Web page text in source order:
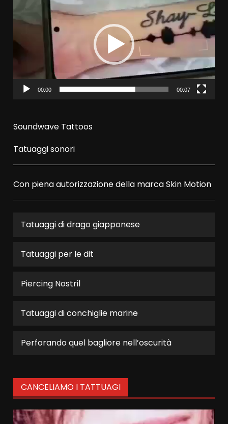
00:00 00:07
Soundwave Tattoos
Tatuaggi sonori
Con piena autorizzazione della marcaSkin Motion
Tatuaggi di drago giapponese
Tatuaggi per le dit
Piercing Nostril
Tatuaggi di conchiglie marine
Perforando quel bagliore nell’oscurità
CANCELIAMO I TATTUAGI
Video